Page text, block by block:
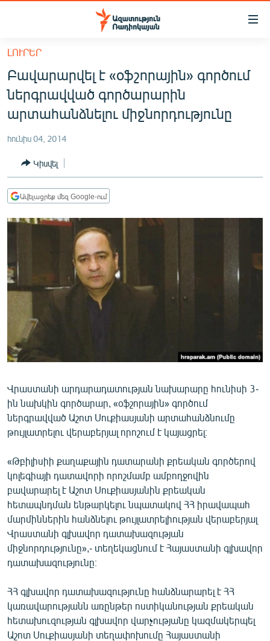
Մատչելիության
հիմնական
բովանդակությանը
Անցնել
հիմնական
մենյուին
ՀԱՅԱՍՏԱՆ
ՔԱՂԱՔԱԿԱՆ
ՀԱՍԱՐԱԿՈՒԹՅՈՒՆ
ՏՆՏԵՍՈՒԹՅՈՒՆ
ՂԱՐԱԲԱՂ
ՊԱՏԵՐԱԶՄԻ 6 ՇԱԲԱԹՆԵՐԸ
ՏԱՐԱԾԱՇՐՋԱՆ
ՄԻՋԱԶԳԱՅԻՆ
ՍՊՈՐՏ
ՄԵԿՆԱԲԱՆՈՒԹՅՈՒՆ
ԿՈՐՈՆԱՎԻՐՈՒՍ
ԱՐԽԻՎ
ՏԵՍԱՆՅՈՒԹԵՐ
ՁԳՏԵԼՈՎ ԼԱՎԱԳՈՒՅՆԻՆ
ՓՈԴՔԱՍԹ
Հայերեն
English
ՀԵՏԵՎԵՔ ՄԵԶ
ԼՈՒՐԵՐ
Բավարարվել է «օֆշորային» գործում
ներգրավված գործարարին
արտահանձնելու միջնորդությունը
հունիս 04, 2014
Կիսվել
Ավելացրեք մեզ Google-ում
Վրաստանի արդարադատության նախարարը հունիսի 3-
ին նախկին գործարար, «օֆշորային» գործում
ներգրավված Աշոտ Սուքիասյանի արտահանձնումը
թույլատրելու վերաբերյալ որոշում է կայացրել։
«Թբիլիսիի քաղաքային դատարանի քրեական գործերով
կոլեգիայի դատավորի որոշմամբ ամբողջովին
բավարարել է Աշոտ Սուքիասյանին քրեական
հետապնդման ենթարկելու նպատակով ՀՀ իրավապահ
մարմիններին հանձնելու թույլատրելիության վերաբերյալ
Վրաստանի գլխավոր դատախազության
միջնորդությունը»,- տեղեկացնում է Հայաստանի գլխավոր
դատախազությունը։
ՀՀ գլխավոր դատախազությունը հանձնարարել է ՀՀ
կառավարությանն առընթեր ոստիկանության քրեական
հետախուզության գլխավոր վարչությանը կազմակերպել
Աշոտ Սուքիասյանի տեղափոխումը Հայաստանի